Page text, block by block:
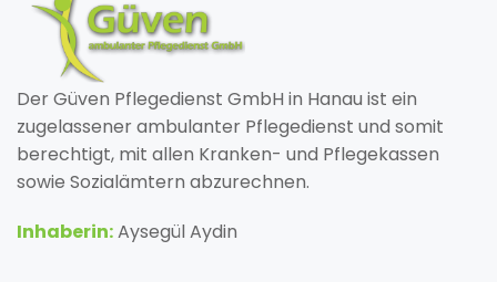
Der Güven Pflegedienst GmbH in Hanau ist ein
zugelassener ambulanter Pflegedienst und somit
berechtigt, mit allen Kranken- und Pflegekassen
sowie Sozialämtern abzurechnen.
Inhaberin:Aysegül Aydin